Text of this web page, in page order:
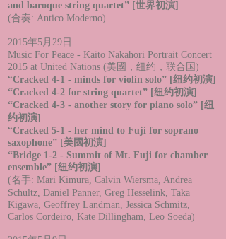
and baroque string quartet” [世界初演]
(合奏: Antico Moderno)
2015年5月29日
Music For Peace - Kaito Nakahori Portrait Concert
2015 at United Nations (美國，纽约，联合国)
“Cracked 4-1 - minds for violin solo” [纽约初演]
“Cracked 4-2 for string quartet” [纽约初演]
“Cracked 4-3 - another story for piano solo” [纽
约初演]
“Cracked 5-1 - her mind to Fuji for soprano
saxophone” [美國初演]
“Bridge 1-2 - Summit of Mt. Fuji for chamber
ensemble” [纽约初演]
(名手: Mari Kimura, Calvin Wiersma, Andrea
Schultz, Daniel Panner, Greg Hesselink, Taka
Kigawa, Geoffrey Landman, Jessica Schmitz,
Carlos Cordeiro, Kate Dillingham, Leo Soeda)